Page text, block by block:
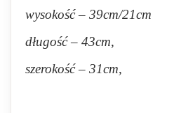
wysokość – 39cm/21cm
długość – 43cm,
szerokość – 31cm,